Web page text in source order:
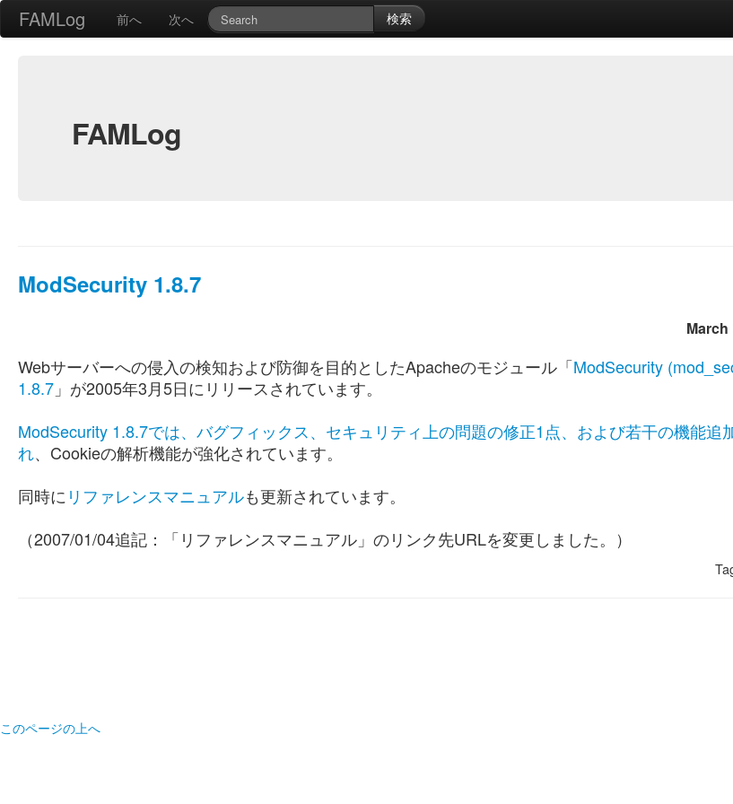
FAMLog 前へ 次へ 検索
FAMLog
ModSecurity 1.8.7
March
Webサーバーへの侵入の検知および防御を目的としたApacheのモジュール「ModSecurity
1.8.7 」が2005年3月5日にリリースされています。
ModSecurity 1.8.7では、バグフィックス、セキュリティ上の問題の修正1点、および若干の機能追
れ、Cookieの解析機能が強化されています。
同時に リファレンスマニュアルも更新されています。
（2007/01/04追記：「リファレンスマニュアル」のリンク先URLを変更しました。）
このページの上へ